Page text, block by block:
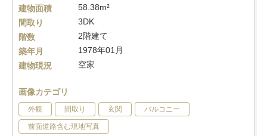
建物面積
58.38m²
間取り
3DK
階数
2階建て
築年月
1978年01月
建物現況
空家
画像カテゴリ
外観 間取り 玄関 バルコニー
前面道路含む現地写真